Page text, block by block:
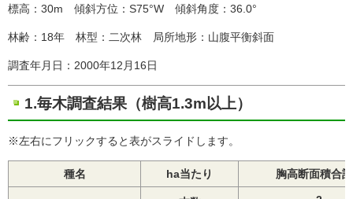
標高：30m 傾斜方位：S75°W 傾斜角度：36.0°
林齢：18年 林型：二次林 局所地形：山腹平衡斜面
調査年月日：2000年12月16日
1.毎木調査結果（樹高1.3m以上）
※左右にフリックすると表がスライドします。
種名 ha当たり 胸高断面積合計